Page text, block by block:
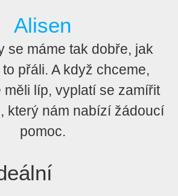
Alisen
se máme tak dobře, jak
přáli. A když chceme,
měli líp, vyplatí se zamířit
který nám nabízí žádoucí
pomoc.